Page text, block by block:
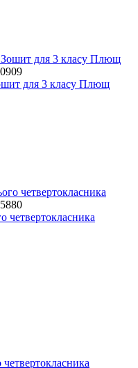
для 3 класу Плющ
четвертокласника